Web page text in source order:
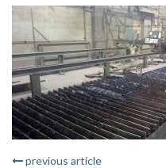
previous article